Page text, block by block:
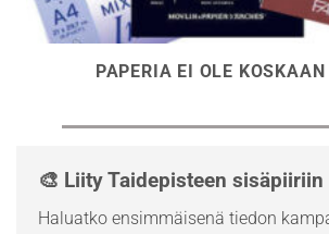
PAPERIA EI OLE
🎨 Liity Taidepisteen sisäpiiriin
Haluatko ensimmäisenä tiedon